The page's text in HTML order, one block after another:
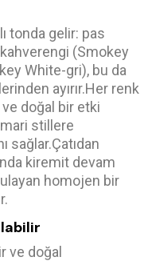
tonda gelir: pas
kahverengi (Smokey
White-gri), bu da
ayırır.Her renk
doğal bir etki
stillere
sağlar.Çatıdan
kiremit devam
homojen bir
ve doğal